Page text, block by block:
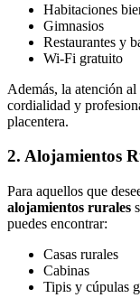
Habitaciones
Gimnasios
Restaurantes y
Wi-Fi gratuito
Además, la atención al
cordialidad y
placentera.
2. Alojamientos
Para aquellos que
alojamientos rurales
puedes encontrar:
Casas rurales
Cabinas
Tipis y cúpulas